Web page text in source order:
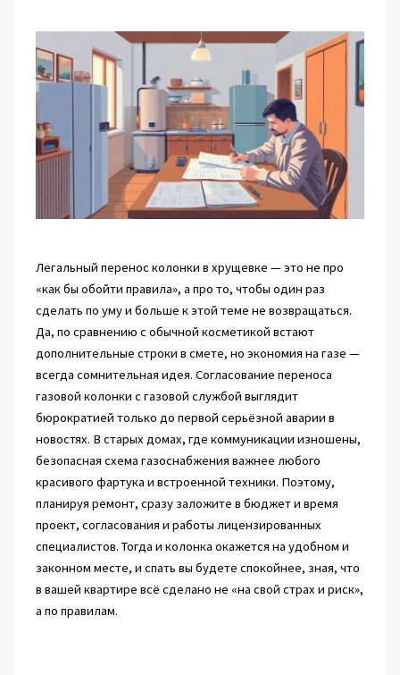
Легальный перенос колонки в хрущевке — это не про
«как бы обойти правила», а про то, чтобы один раз
сделать по уму и больше к этой теме не возвращаться.
Да, по сравнению с обычной косметикой встают
дополнительные строки в смете, но экономия на газе —
всегда сомнительная идея. Согласование переноса
газовой колонки с газовой службой выглядит
бюрократией только до первой серьёзной аварии в
новостях. В старых домах, где коммуникации изношены,
безопасная схема газоснабжения важнее любого
красивого фартука и встроенной техники. Поэтому,
планируя ремонт, сразу заложите в бюджет и время
проект, согласования и работы лицензированных
специалистов. Тогда и колонка окажется на удобном и
законном месте, и спать вы будете спокойнее, зная, что
в вашей квартире всё сделано не «на свой страх и риск»,
а по правилам.